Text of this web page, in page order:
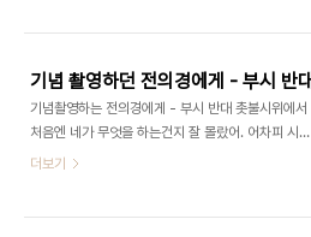
나에게 돌아온 것은 '너 프락치지?'라고 하는 말이었
일, 경찰청에 민원을 넣어서 질문을 했다. 역시 국민
신문고(www.epeople.go.kr)를 통해서였다. ▲
지난 8월 5일 종로 일대에 뿌려진 '색소 물대포' 성
분이 무엇인지 정말 '피'를 연상시키며 역겨운 냄새가
났다.(국민이 빨갱이인줄 알았나보다) 8월 15일 광
알았나보다) 지난 8월 5일 종로 일대에 발포한 색소
기념촬영하는 전의경에게 - 부시 반대 촛불시위에서
처음엔 네가 무엇을 하는건지 잘 몰랐어. 어차피 시위
대의 몇배가 되는 전의경이 깔렸고, 무슨 숨바꼭질 하
더보기